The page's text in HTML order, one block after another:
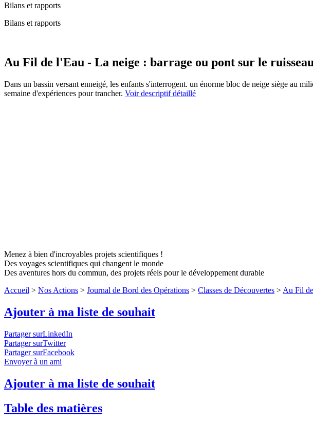
Bilans et rapports
Bilans et rapports
Au Fil de l'Eau - La neige : barrage ou pont sur le
Dans un bassin versant enneigé, les enfants s'interrogent. un énorme bloc de neige siège au
semaine d'expériences pour trancher. Voir descriptif détaillé
Menez à bien d'incroyables projets scientifiques !
Des voyages scientifiques qui changent le monde
Des aventures hors du commun, des projets réels pour le développement durable
Accueil > Nos Actions > Journal de Bord des Opérations > Classes de Découvertes > Au Fil
Ajouter à ma liste de souhait
Partager surLinkedIn
Partager surTwitter
Partager surFacebook
Envoyer à un ami
Ajouter à ma liste de souhait
Table des matières